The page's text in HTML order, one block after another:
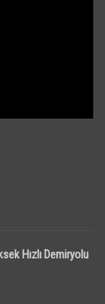
Hızlı Demiryolu